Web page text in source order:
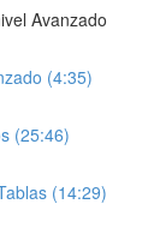
Avanzado
(4:35)
(25:46)
(14:29)